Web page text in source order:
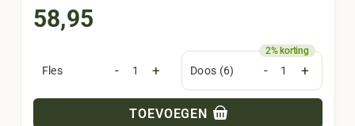
58,95
Fles - + Doos (6) - +
TOEVOEGEN